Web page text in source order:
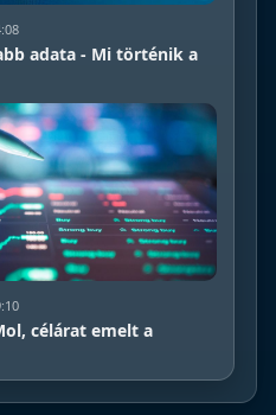
adata - Mi történik a
célárat emelt a